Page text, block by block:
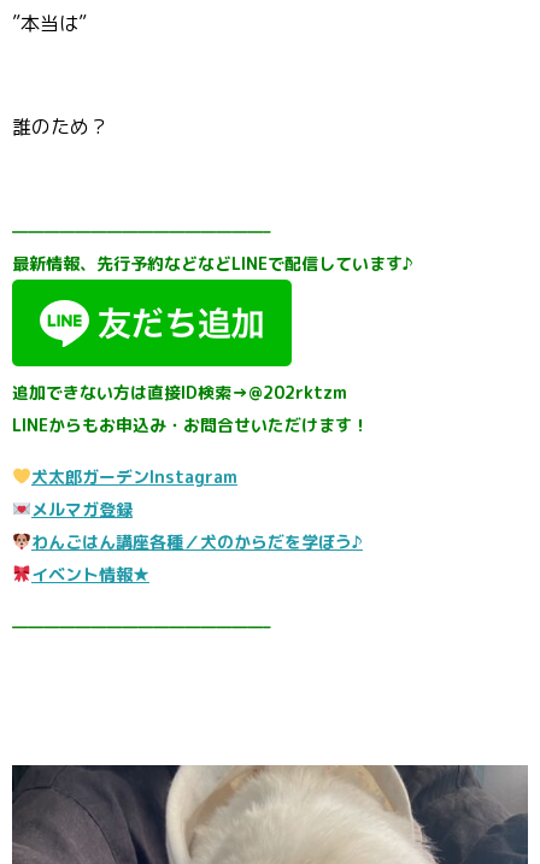
”本当は”
誰のため？
————————————————–
最新情報、先行予約などなどLINEで配信しています♪
追加できない方は直接ID検索→@202rktzm
LINEからもお申込み・お問合せいただけます！
犬太郎ガーデンInstagram
メルマガ登録
わんごはん講座各種／犬のからだを学ぼう♪
イベント情報★
————————————————–